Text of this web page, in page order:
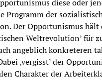
diese oder
Programm der
Der Opportunismus hält
Weltrevolution’ für
angeblich konkreteren
‚vergisst’ der
Charakter der